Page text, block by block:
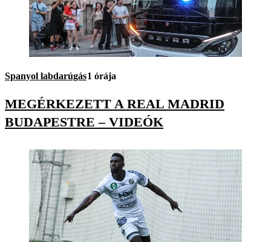
Spanyol labdarúgás1 órája
MEGÉRKEZETT A REAL MADRID
BUDAPESTRE – VIDEÓK